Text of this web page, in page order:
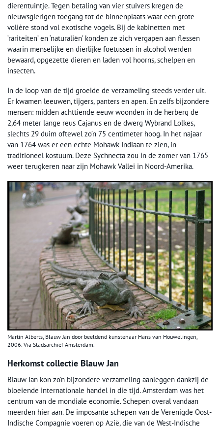
dierentuintje. Tegen betaling van vier stuivers kregen de
nieuwsgierigen toegang tot de binnenplaats waar een grote
volière stond vol exotische vogels. Bij de kabinetten met
‘rariteiten’ en ‘naturaliën’ konden ze zich vergapen aan flessen
waarin menselijke en dierlijke foetussen in alcohol werden
bewaard, opgezette dieren en laden vol hoorns, schelpen en
insecten.
In de loop van de tijd groeide de verzameling steeds verder uit.
Er kwamen leeuwen, tijgers, panters en apen. En zelfs bijzondere
mensen: midden achttiende eeuw woonden in de herberg de
2,64 meter lange reus Cajanus en de dwerg Wybrand Lolkes,
slechts 29 duim oftewel zo’n 75 centimeter hoog. In het najaar
van 1764 was er een echte Mohawk Indiaan te zien, in
traditioneel kostuum. Deze Sychnecta zou in de zomer van 1765
weer terugkeren naar zijn Mohawk Vallei in Noord-Amerika.
Martin Alberts, Blauw Jan door beeldend kunstenaar Hans van Houwelingen,
2006. Via Stadsarchief Amsterdam.
Herkomst collectie Blauw Jan
Blauw Jan kon zo’n bijzondere verzameling aanleggen dankzij de
bloeiende internationale handel in die tijd. Amsterdam was het
centrum van de mondiale economie. Schepen overal vandaan
meerden hier aan. De imposante schepen van de Verenigde Oost-
Indische Compagnie voeren op Azië, die van de West-Indische